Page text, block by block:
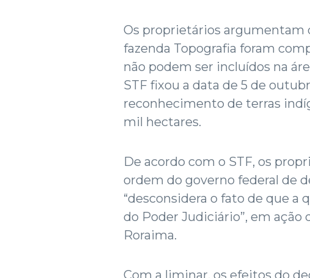
Os proprietários argumentam
fazenda Topografia foram
não podem ser incluídos na
STF fixou a data de 5 de
reconhecimento de terras
mil hectares.
De acordo com o STF, os
ordem do governo federal de
“desconsidera o fato de que a
do Poder Judiciário”, em ação
Roraima.
Com a liminar, os efeitos do